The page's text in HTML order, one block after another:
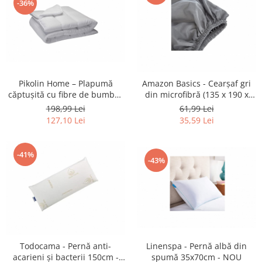
Fiare de calcat si masini de cusut
Ingrijire Locuinta
Purificatoare de aer
Ceasuri barbatesti
Ceasuri dama
Cutii, curele si accesorii ceasuri
Genti si accesorii femei
Imbracaminte barbati
Imbracaminte femei
Imbracaminte si Incaltaminte copii
Incaltaminte barbati
Ochelari de vedere
-36%
Pikolin Home – Plapumă
căptușită cu fibre de bumbac
anti-acarieni 80/90-150 x 220
cm - NOU
198,99 Lei
127,10 Lei
Amazon Basics - Cearşaf gri
din microfibră (135 x 190 x
30cm) - NOU
61,99 Lei
35,59 Lei
-41%
Todocama - Pernă anti-
acarieni şi bacterii 150cm -
-43%
Linenspa - Pernă albă din
spumă 35x70cm - NOU